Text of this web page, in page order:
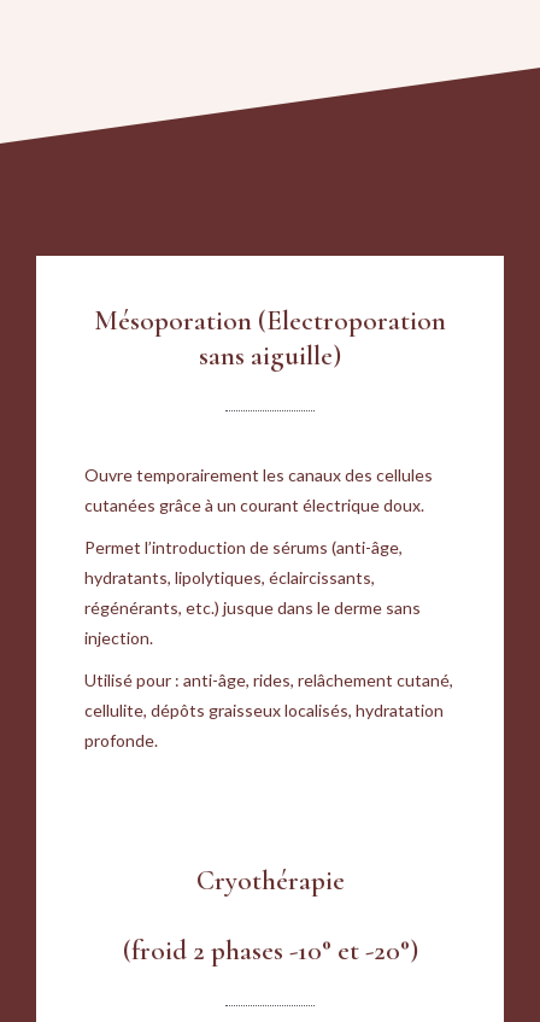
Mésoporation (Electroporation
sans aiguille)
Ouvre temporairement les canaux des cellules
cutanées grâce à un courant électrique doux.
Permet l’introduction de sérums (anti-âge,
hydratants, lipolytiques, éclaircissants,
régénérants, etc.) jusque dans le derme sans
injection.
Utilisé pour : anti-âge, rides, relâchement cutané,
cellulite, dépôts graisseux localisés, hydratation
profonde.
Cryothérapie
(froid 2 phases -10° et -20°)